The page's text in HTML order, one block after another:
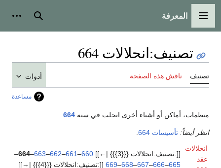
القائمة الرئيسية
المعرفة بحث
تصنيف:انحلالات 664
تصنيف ناقش هذه الصفحة أدوات
مساعدة
منظمات، أماكن أو أشياء أخرى انحلت في سنة 664
انظر أيضاً: تأسيسات 664
انحلالات
عقد
[[:تصنيف:انحلالات {{{3}}} |←]] 660
–
661
–
662
–
663
–
664
–
665
–
666
–
667
–
668
–
669 [[:تصنيف:انحلالات {{{4}}} |→]]